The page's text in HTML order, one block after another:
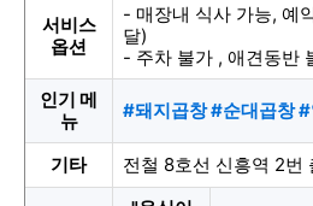
서비스
옵션
- 매장내 식사 가능, 예
달)
- 주차 불가 , 애견동반
인기 메
뉴
#돼지곱창 #순대곱창
기타 전철 8호선 신흥역 2번